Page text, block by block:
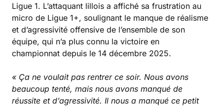
Ligue 1. L’attaquant lillois a affiché sa frustration au
micro de Ligue 1+, soulignant le manque de réalisme
et d’agressivité offensive de l’ensemble de son
équipe, qui n’a plus connu la victoire en
championnat depuis le 14 décembre 2025.
« Ça ne voulait pas rentrer ce soir. Nous avons
beaucoup tenté, mais nous avons manqué de
réussite et d’agressivité. Il nous a manqué ce petit